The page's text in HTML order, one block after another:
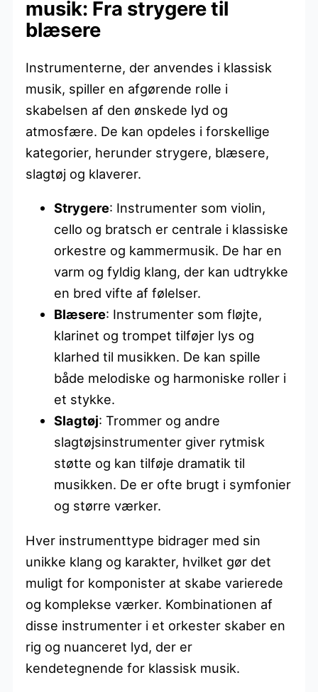
musik: Fra strygere til
blæsere
Instrumenterne, der anvendes i klassisk
musik, spiller en afgørende rolle i
skabelsen af den ønskede lyd og
atmosfære. De kan opdeles i forskellige
kategorier, herunder strygere, blæsere,
slagtøj og klaverer.
Strygere: Instrumenter som violin,
cello og bratsch er centrale i klassiske
orkestre og kammermusik. De har en
varm og fyldig klang, der kan udtrykke
en bred vifte af følelser.
Blæsere: Instrumenter som fløjte,
klarinet og trompet tilføjer lys og
klarhed til musikken. De kan spille
både melodiske og harmoniske roller i
et stykke.
Slagtøj: Trommer og andre
slagtøjsinstrumenter giver rytmisk
støtte og kan tilføje dramatik til
musikken. De er ofte brugt i symfonier
og større værker.
Hver instrumenttype bidrager med sin
unikke klang og karakter, hvilket gør det
muligt for komponister at skabe varierede
og komplekse værker. Kombinationen af
disse instrumenter i et orkester skaber en
rig og nuanceret lyd, der er
kendetegnende for klassisk musik.